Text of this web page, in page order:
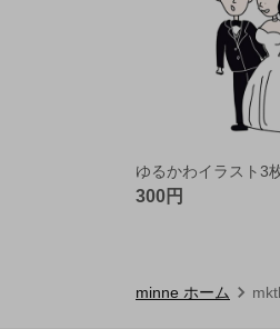
ゆるかわイラスト3
300円
minne ホーム